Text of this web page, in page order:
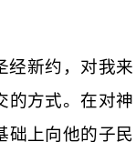
经新约，对我来
的方式。在对神
础上向他的子民